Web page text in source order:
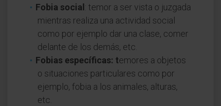
Fobia social : temor a ser vista o juzgada
mientras realiza una actividad social
como por ejemplo dar una clase, comer
delante de los demás, etc.
Fobias específicas: temores a objetos
o situaciones particulares como por
ejemplo, fobia a los animales, alturas,
etc.